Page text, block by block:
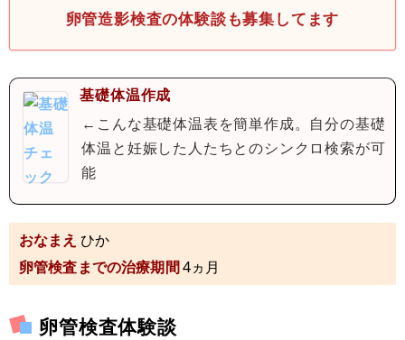
卵管造影検査の体験談も募集してます
基礎体温作成
←こんな基礎体温表を簡単作成。自分の基礎
体温と妊娠した人たちとのシンクロ検索が可
能
おなまえ ひか
卵管検査までの治療期間4ヵ月
卵管検査体験談